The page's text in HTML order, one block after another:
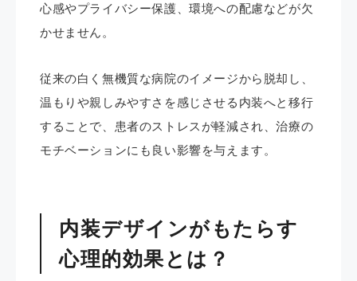
心感やプライバシー保護、環境への配慮などが欠
かせません。
従来の白く無機質な病院のイメージから脱却し、
温もりや親しみやすさを感じさせる内装へと移行
することで、患者のストレスが軽減され、治療の
モチベーションにも良い影響を与えます。
内装デザインがもたらす
心理的効果とは？